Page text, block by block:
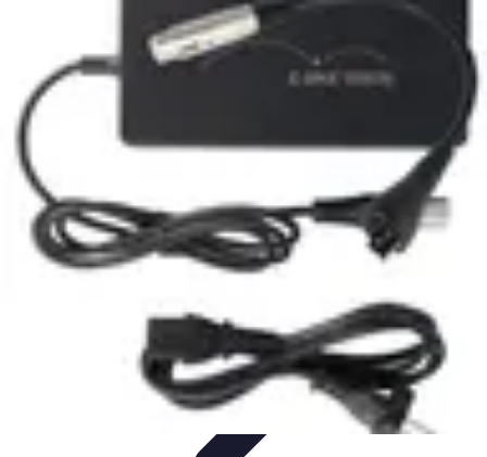
Planification de Voyage
Voyages Écoresponsables Inspirations de Voyage